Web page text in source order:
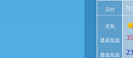
日付
天気
最高気温
最低気温
7(